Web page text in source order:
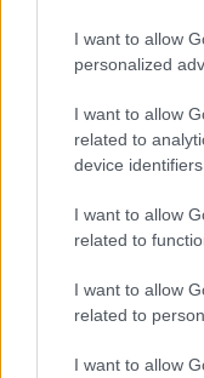
I want to allow
personalized
I want to allow
related to
device identifiers
I want to allow
related to
I want to allow
related to
I want to allow
Az hogy az
szemlélik az
sarlatán.
Ezek közül
embereket,
vére is gyógyír